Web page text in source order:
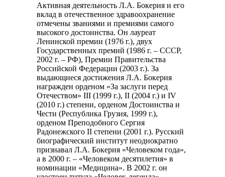
Активная деятельность Л.А. Бокерия и его
вклад в отечественное здравоохранение
отмечены званиями и премиями самого
высокого достоинства. Он лауреат
Ленинской премии (1976 г.), двух
Государственных премий (1986 г. – СССР,
2002 г. – РФ), Премии Правительства
Российской Федерации (2003 г.). За
выдающиеся достижения Л.А. Бокерия
награжден орденом «За заслуги перед
Отечеством» III (1999 г.), II (2004 г.) и IV
(2010 г.) степени, орденом Достоинства и
Чести (Республика Грузия, 1999 г.),
орденом Преподобного Сергия
Радонежского II степени (2001 г.). Русский
биографический институт неоднократно
признавал Л.А. Бокерия «Человеком года»,
а в 2000 г. – «Человеком десятилетия» в
номинации «Медицина». В 2002 г. он